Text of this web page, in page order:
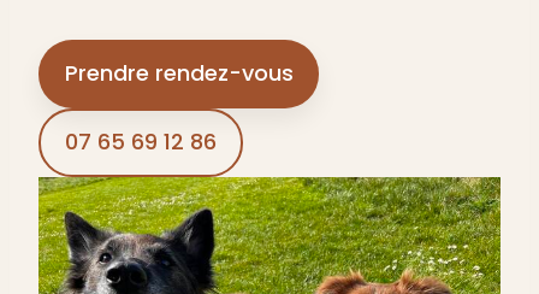
Prendre rendez-vous
07 65 69 12 86